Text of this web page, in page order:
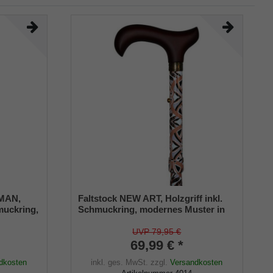
Faltstock NEW ART, Holzgriff inkl.
Schmuckring, modernes Muster in
Halteklammer und Tragetasche
UVP 79,95 €
69,99 € *
inkl. ges. MwSt. zzgl.Versandkosten